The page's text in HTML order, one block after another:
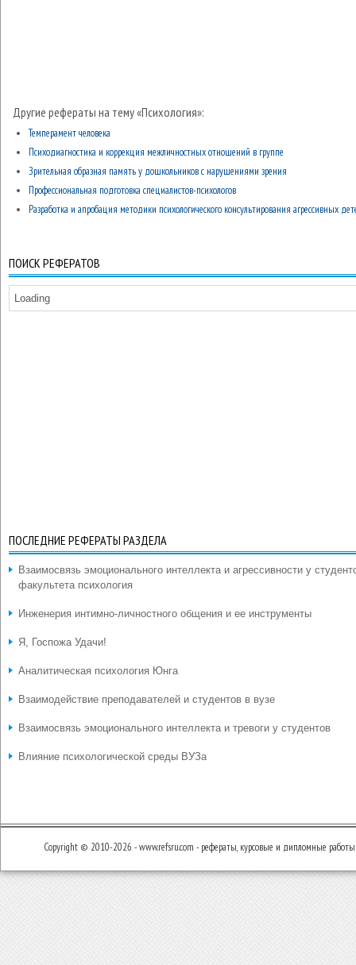
Другие рефераты на тему «Психология»:
Темперамент человека
Психодиагностика и коррекция межличностных отношений в группе
Зрительная образная память у дошкольников с нарушениями зрения
Профессиональная подготовка специалистов-психологов
Разработка и апробация методики психологического консультирования агрессивных
ПОИСК РЕФЕРАТОВ
Loading
ПОСЛЕДНИЕ РЕФЕРАТЫ РАЗДЕЛА
Взаимосвязь эмоционального интеллекта и агрессивности у
факультета психология
Инженерия интимно-личностного общения и ее инструменты
Я, Госпожа Удачи!
Аналитическая психология Юнга
Взаимодействие преподавателей и студентов в вузе
Взаимосвязь эмоционального интеллекта и тревоги у студентов
Влияние психологической среды ВУЗа
Copyright © 2010-2026 - www.refsru.com - рефераты, курсовые и дипломные работы